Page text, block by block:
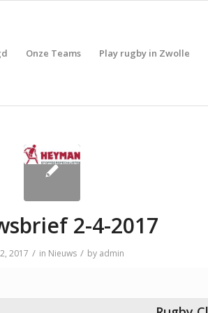
Onze Teams Play rugby in Zwolle
2-4-2017
2017 / in Nieuws / by admin